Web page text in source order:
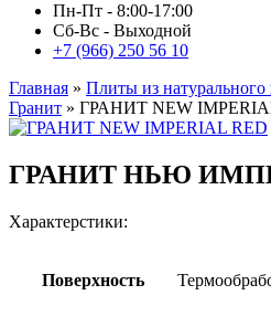
Пн-Пт - 8:00-17:00
Сб-Вс - Выходной
+7 (966) 250 56 10
Главная » Плиты из натурального
Гранит » ГРАНИТ NEW
ГРАНИТ НЬЮ
Характерстики:
Поверхность